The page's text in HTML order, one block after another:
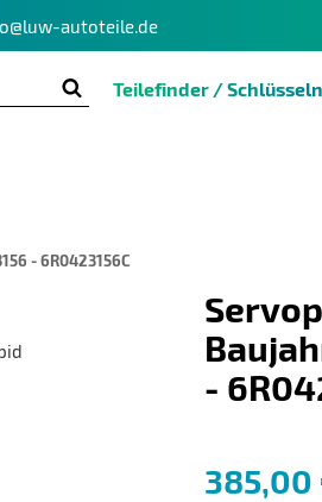
autoteile.de
Teilefinder /
- 6R0423156C
-
385,00